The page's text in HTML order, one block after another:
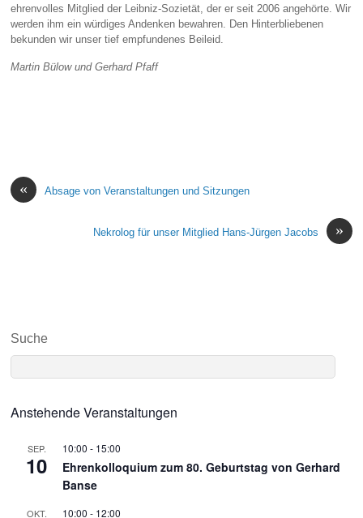
ehrenvolles Mitglied der Leibniz-Sozietät, der er seit 2006 angehörte. Wir
werden ihm ein würdiges Andenken bewahren. Den Hinterbliebenen
bekunden wir unser tief empfundenes Beileid.
Martin Bülow und Gerhard Pfaff
« Absage von Veranstaltungen und Sitzungen
»
Nekrolog für unser Mitglied Hans-Jürgen Jacobs
Suche
Anstehende Veranstaltungen
SEP.
10
10:00 - 15:00
Ehrenkolloquium zum 80. Geburtstag von Gerhard
Banse
OKT. 10:00 - 12:00